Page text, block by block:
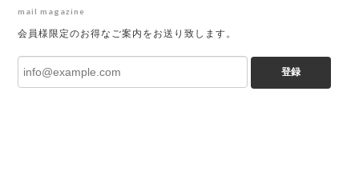
mail magazine
会員様限定のお得なご案内をお送り致します。
登録